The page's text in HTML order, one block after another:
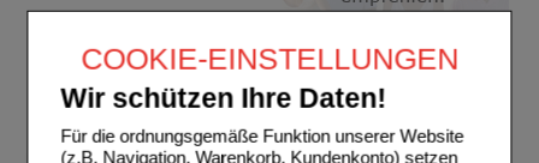
COOKIE-EINSTELLUNGEN
Wir schützen Ihre Daten!
Für die ordnungsgemäße Funktion unserer Website
(z.B. Navigation, Warenkorb, Kundenkonto) setzen